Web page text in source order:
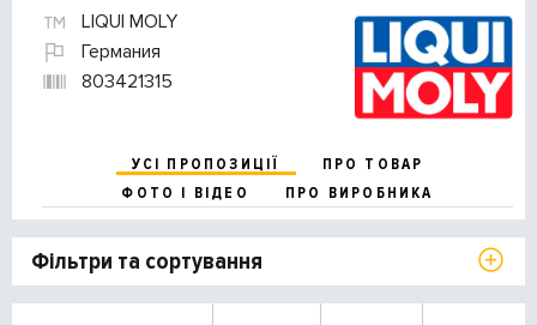
LIQUI MOLY
Германия
803421315
УСІ ПРОПОЗИЦІЇ
ПРО ТОВАР
ФОТО І ВІДЕО
ПРО ВИРОБНИКА
Фільтри та сортування